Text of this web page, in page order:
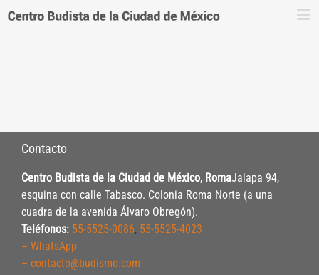
Contacto
Centro Budista de la Ciudad de México, RomaJalapa 94,
esquina con calle Tabasco. Colonia Roma Norte (a una
cuadra de la avenida Álvaro Obregón).
Teléfonos: 55-5525-0086, 55-5525-4023
– WhatsApp
– contacto@budismo.com